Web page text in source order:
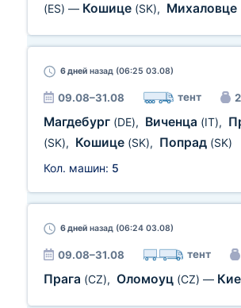
(ES) — Кошице (SK), Михаловце
6 дней назад (06:25 03.08)
09.08–31.08 тент
Магдебург (DE), Виченца (IT),
(SK), Кошице (SK), Попрад (SK)
Кол. машин: 5
6 дней назад (06:24 03.08)
09.08–31.08 тент
Прага (CZ), Оломоуц (CZ) —